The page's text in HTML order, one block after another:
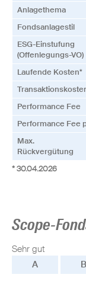
Anlagethema
Fonds­anlagestil
ESG-Einstufung
(Offenlegungs-VO)
Laufende Kosten*
Performance Fee
Performance Fee
Max.
Rückvergütung
* 30.04.2026
Scope-
Sehr gut
A
B